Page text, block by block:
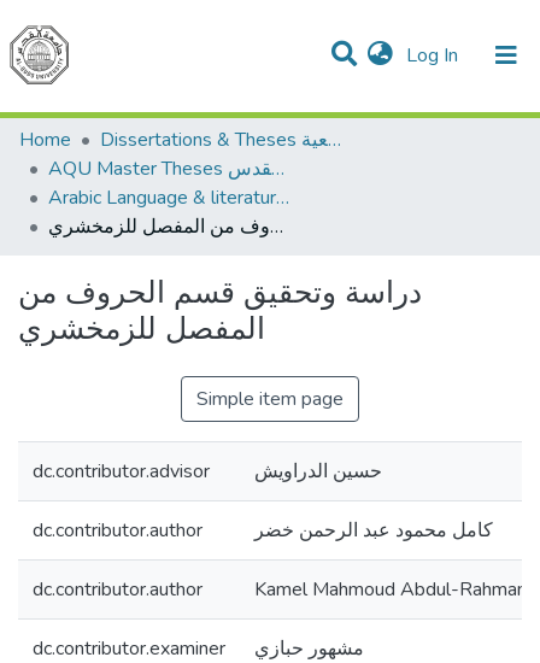
Log In (current)
Communities & Collections
All of DSpace
Home
Dissertations & Theses الرسائل الجامعية
AQU Master Theses الرسائل الجامعية الخاصة بجامعة القدس
Arabic Language & literature اللغة العربية وآدابها
دراسة وتحقيق قسم الحروف من المفصل للزمخشري
دراسة وتحقيق قسم الحروف من
المفصل للزمخشري
Simple item page
dc.contributor.advisor حسين الدراويش
dc.contributor.author كامل محمود عبد الرحمن خضر
dc.contributor.author Kamel Mahmoud Abdul-Rahman
dc.contributor.examiner مشهور حبازي